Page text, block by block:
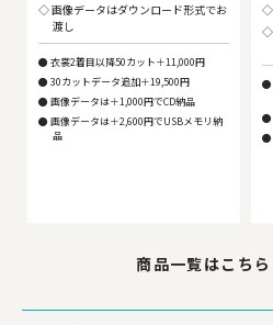
画像データはダウンロード形式でお
渡し
衣裳2着目以降50カット＋11,000円
30カットデータ追加＋19,500円
画像データは＋1,000円でCD納品
画像データは＋2,600円でUSBメモリ納
品
商品一覧はこちら